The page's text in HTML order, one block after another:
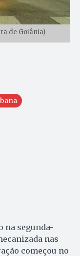
de Goiânia)
na segunda-
nas
começou no